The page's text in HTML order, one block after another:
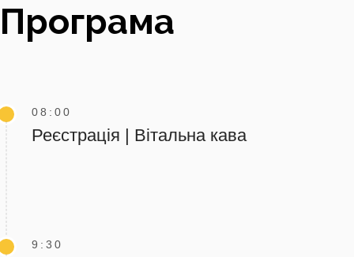
Програма
08:00
Реєстрація | Вітальна кава
9:30